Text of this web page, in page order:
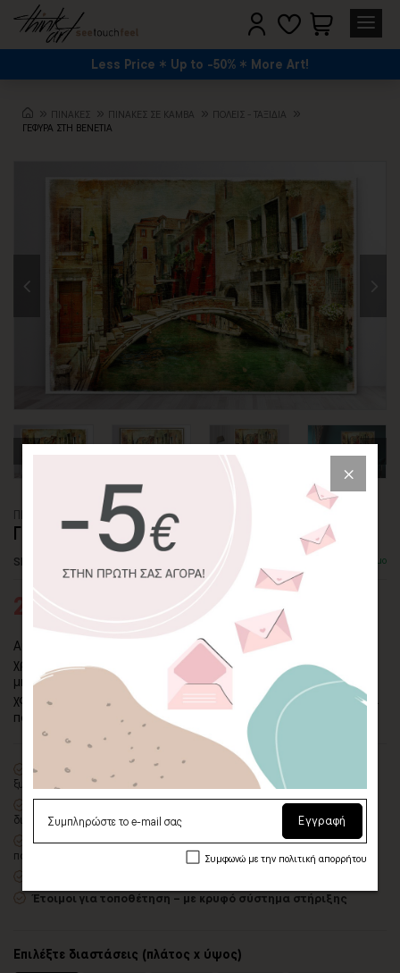
Less Price Up to -50% More Art!
ΠΙΝΑΚΕΣ ΠΙΝΑΚΕΣ ΣΕ ΚΑΜΒΑ
ΠΌΛΕΙΣ - ΤΑΞΊΔΙΑ
ΓΕΦΥΡΑ ΣΤΗ ΒΕΝΕΤΙΑ
ΠΙΝΑΚΑΣ ΚΑΜΒΑΣ
ΓΕΦΥΡΑ ΣΤΗ ΒΕΝΕΤΙΑ
SKU: CVPS-218-L Διαθέσιμο
27,95€
Αυτός ο πίνακας θα διακοσμήσει τον χώρο σας δίνοντας
χρώμα και βάθος. Το υπέροχο αυτό κανάλι της Βενετίας
μπορεί να τοποθετηθεί εύκολα σε όλους τους χώρους ενώ,
χάρη στην ποικιλία των χρωμάτων του, μπορεί να συνδυαστεί
πολύ εύκολα.
100% πιστοποιημένος βαμβακερός καμβάςσε τελάρο φυσικής
ξυλείας
Οικολογική εκτύπωσημε μελάνια νερού latex, χωρίς χημικούς
διαλύτες και οσμές
Δυνατότητα προσθήκηςξύλινης διακοσμητικής κορνίζαςμε
πολλές επιλογές
Έτοιμοι για τοποθέτηση – με κρυφό σύστημα στήριξης
Επιλέξτε διαστάσεις (πλάτος x ύψος)
Εγγραφή
Συμφωνώ με την πολιτική απορρήτου